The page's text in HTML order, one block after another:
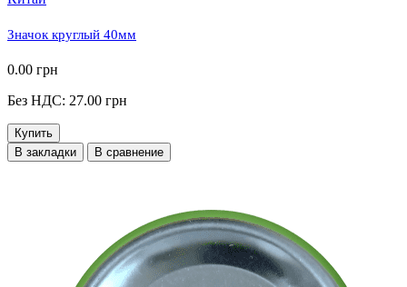
Значок круглый 40мм
0.00 грн
Без НДС: 27.00 грн
Купить
В закладки
В сравнение